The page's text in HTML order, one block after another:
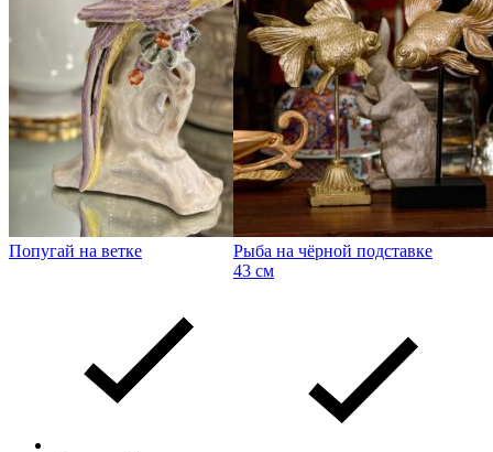
Попугай на ветке
Рыба на чёрной подставке
43 см